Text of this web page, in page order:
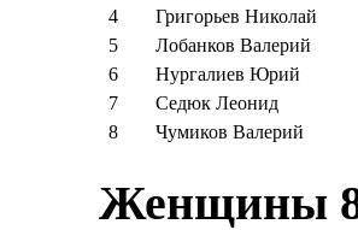
4
Григорьев Николай
5
Лобанков Валерий
6
Нургалиев Юрий
7
Седюк Леонид
8
Чумиков Валерий
Женщины